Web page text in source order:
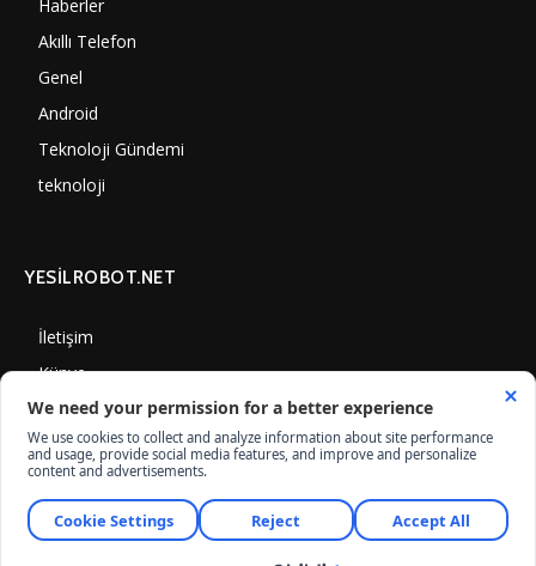
Haberler
Akıllı Telefon
Genel
Android
Teknoloji Gündemi
teknoloji
YESİLROBOT.NET
İletişim
Künye
Gizlilik Politikası
Çerez Kullanımı